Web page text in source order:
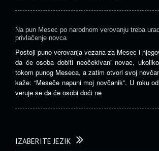
Na pun Mesec po narodnom verovanju treba
privlačenje novca
Postoji puno verovanja vezana za Mesec i
da će osoba dobiti neočekivani novac,
tokom punog Meseca, a zatim otvori svoj
kaže: “Meseče napuni moj novčanik”. U roku
veruje se da će osobi doći ne
IZABERITE JEZIK